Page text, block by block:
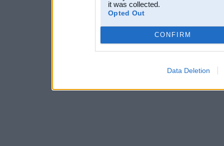
it was collected.
Opted Out
CONFIRM
Data Deletion